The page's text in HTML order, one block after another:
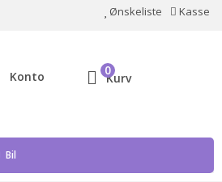
Ønskeliste Kasse
Konto Kurv
0
Bil